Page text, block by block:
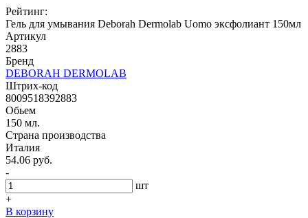
Рейтинг:
Гель для умывания Deborah Dermolab Uomo эксфолиант 150мл
Артикул
2883
Бренд
DEBORAH DERMOLAB
Штрих-код
8009518392883
Обьем
150 мл.
Страна производства
Италия
54.06 руб.
-
шт
+
В корзину